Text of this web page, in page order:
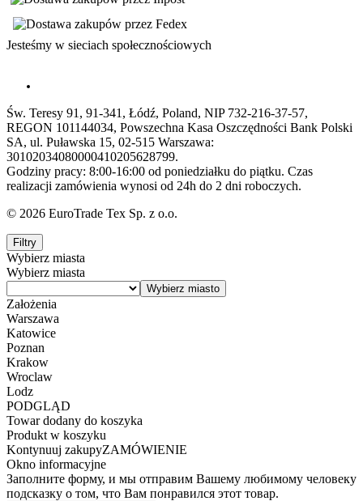
Jesteśmy w sieciach społecznościowych
Św. Teresy 91, 91-341, Łódź, Poland, NIP 732-216-37-57,
REGON 101144034, Powszechna Kasa Oszczędności Bank Polski
SA, ul. Puławska 15, 02-515 Warszawa:
30102034080000410205628799.
Godziny pracy: 8:00-16:00 od poniedziałku do piątku. Czas
realizacji zamówienia wynosi od 24h do 2 dni roboczych.
© 2026 EuroTrade Tex Sp. z o.o.
Filtry
Wybierz miasta
Wybierz miasta
Założenia
Warszawa
Katowice
Poznan
Krakow
Wroclaw
Lodz
PODGLĄD
Towar dodany do koszyka
Produkt w koszyku
Kontynuuj zakupyZAMÓWIENIE
Okno informacyjne
Заполните форму, и мы отправим Вашему любимому человеку
подсказку о том, что Вам понравился этот товар.